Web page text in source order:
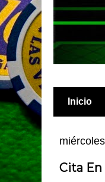
Inicio
Cita En